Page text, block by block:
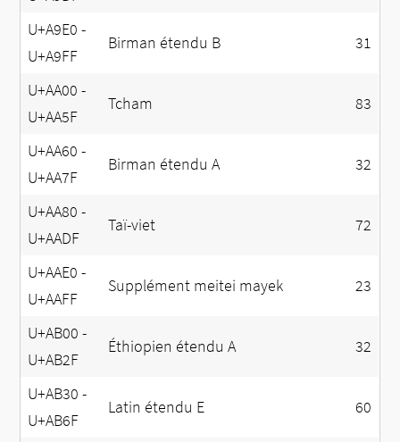
U+A9E0 -
U+A9FF
Birman étendu B 31
U+AA00 -
U+AA5F
Tcham 83
U+AA60 -
U+AA7F
Birman étendu A 32
U+AA80 -
U+AADF
Taï-viet 72
U+AAE0 -
U+AAFF
Supplément meitei mayek 23
U+AB00 -
U+AB2F
Éthiopien étendu A 32
U+AB30 -
U+AB6F
Latin étendu E 60